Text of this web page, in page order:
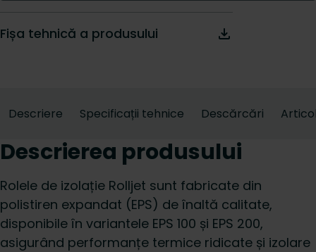
Fișa tehnică a produsului
Descriere Specificații tehnice Descărcări
Descrierea produsului
Rolele de izolație Rolljet sunt fabricate din
polistiren expandat (EPS) de înaltă calitate,
disponibile în variantele EPS 100 și EPS 200,
asigurând performanțe termice ridicate și izolare